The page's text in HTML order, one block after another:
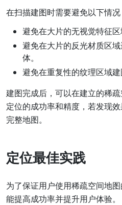
在扫描建图时需要避免以下情况
避免在大片的无视觉特征区
避免在大片的反光材质区
体。
避免在重复性的纹理区域建
建图完成后，可以在建立的稀
定位的成功率和精度，若发现
完整地图。
定位最佳实践
为了保证用户使用稀疏空间地
能提高成功率并提升用户体验。